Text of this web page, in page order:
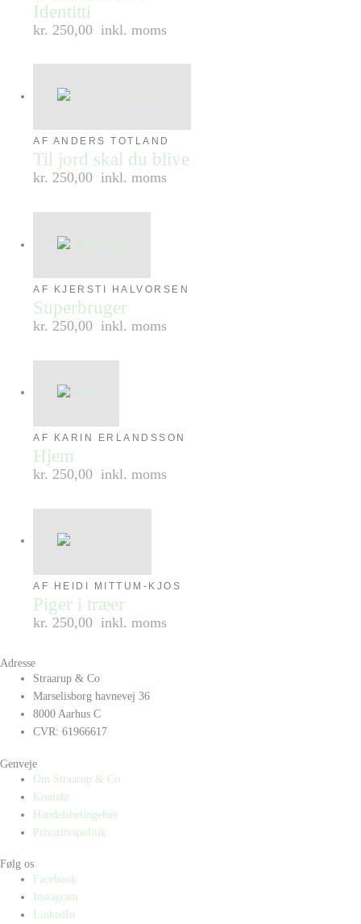
Identitti
kr. 250,00 inkl. moms
AF ANDERS TOTLAND
Til jord skal du blive
kr. 250,00 inkl. moms
AF KJERSTI HALVORSEN
Superbruger
kr. 250,00 inkl. moms
AF KARIN ERLANDSSON
Hjem
kr. 250,00 inkl. moms
AF HEIDI MITTUM-KJOS
Piger i træer
kr. 250,00 inkl. moms
Adresse
Straarup & Co
Marselisborg havnevej 36
8000 Aarhus C
CVR: 61966617
Genveje
Om Straarup & Co
Kontakt
Handelsbetingelser
Privatlivspolitik
Følg os
Facebook
Instagram
LinkedIn